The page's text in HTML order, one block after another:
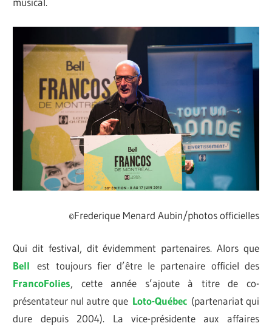
©Frederique Menard Aubin/photos officielles
Qui dit festival, dit évidemment partenaires. Alors que
Bellest toujours fier d’être le partenaire officiel des
FrancoFolies, cette année s’ajoute à titre de co-
présentateur nul autre que Loto-Québec (partenariat qui
dure depuis 2004). La vice-présidente aux affaires